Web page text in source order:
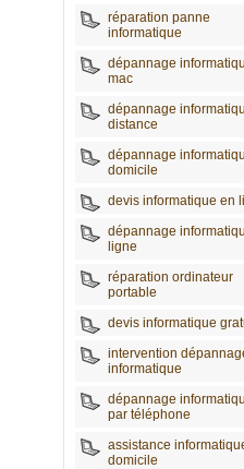
réparation panne
informatique
dépannage
mac
dépannage
distance
dépannage
domicile
devis informatique en
dépannage
ligne
réparation ordinateur
portable
devis informatique
intervention
informatique
dépannage
par téléphone
assistance
domicile